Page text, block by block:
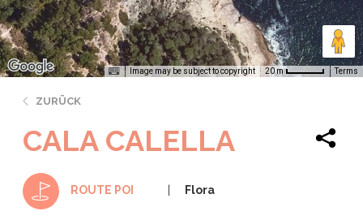
Image may be subject to copyright 20 m Terms
ZURÜCK
CALA CALELLA
ROUTE POI Flora